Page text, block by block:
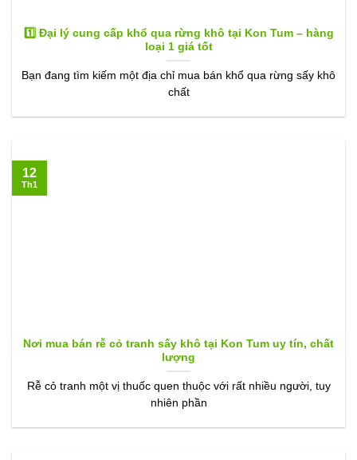
1️⃣ Đại lý cung cấp khổ qua rừng khô tại Kon Tum – hàng
loại 1 giá tốt
Bạn đang tìm kiếm một địa chỉ mua bán khổ qua rừng sấy khô
chất
Nơi mua bán rễ cỏ tranh sấy khô tại Kon Tum uy tín, chất
lượng
Rễ cỏ tranh một vị thuốc quen thuộc với rất nhiều người, tuy
nhiên phần
12
Th1